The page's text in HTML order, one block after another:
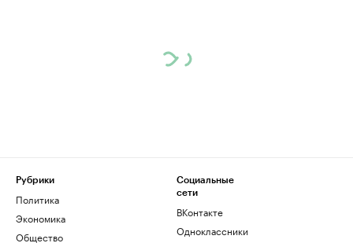
Рубрики
Политика
Экономика
Общество
Социальные
сети
ВКонтакте
Одноклассники